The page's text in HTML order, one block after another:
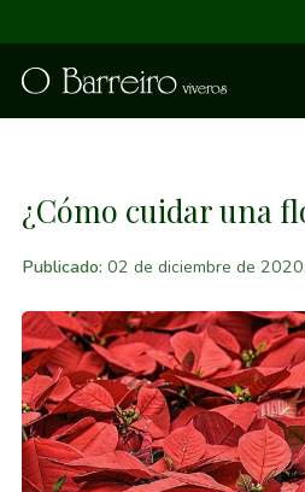
¿Cómo cuidar una
Publicado: 02 de diciembre de